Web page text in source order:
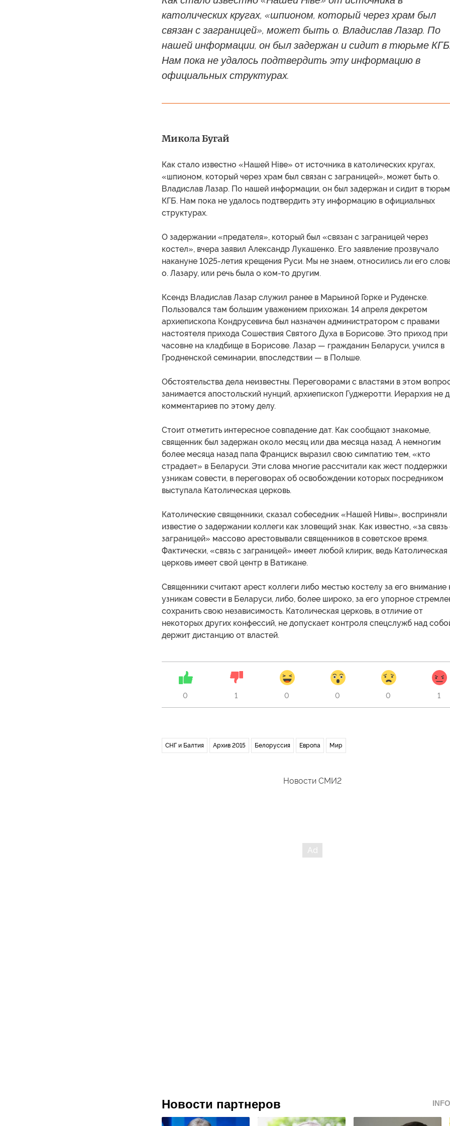
католических кругах, «шпионом, который через храм был
связан с заграницей», может быть о. Владислав Лазар. По
нашей информации, он был задержан и сидит в тюрьме
Нам пока не удалось подтвердить эту информацию в
официальных структурах.
Микола Бугай
Как стало известно «Нашей Нiве» от источника в католических кругах,
«шпионом, который через храм был связан с заграницей», может быть о.
Владислав Лазар. По нашей информации, он был задержан и сидит в
КГБ. Нам пока не удалось подтвердить эту информацию в официальных
структурах.
О задержании «предателя», который был «связан с заграницей через
костел», вчера заявил Александр Лукашенко. Его заявление прозвучало
накануне 1025-летия крещения Руси. Мы не знаем, относились ли его
о. Лазару, или речь была о ком-то другим.
Ксендз Владислав Лазар служил ранее в Марьиной Горке и Руденске.
Пользовался там большим уважением прихожан. 14 апреля декретом
архиепископа Кондрусевича был назначен администратором с правами
настоятеля прихода Сошествия Святого Духа в Борисове. Это приход при
часовне на кладбище в Борисове. Лазар — гражданин Беларуси, учился в
Гродненской семинарии, впоследствии — в Польше.
Обстоятельства дела неизвестны. Переговорами с властями в этом
занимается апостольский нунций, архиепископ Гуджеротти. Иерархия не
комментариев по этому делу.
Стоит отметить интересное совпадение дат. Как сообщают знакомые,
священник был задержан около месяц или два месяца назад. А немногим
более месяца назад папа Франциск выразил свою симпатию тем, «кто
страдает» в Беларуси. Эти слова многие расcчитали как жест поддержки
узникам совести, в переговорах об освобождении которых посредником
выступала Католическая церковь.
Католические священники, сказал собеседник «Нашей Нивы», восприняли
известие о задержании коллеги как зловещий знак. Как известно, «за связь
заграницей» массово арестовывали священников в советское время.
Фактически, «связь с заграницей» имеет любой клирик, ведь Католическая
церковь имеет свой центр в Ватикане.
Священники считают арест коллеги либо местью костелу за его внимание
узникам совести в Беларуси, либо, более широко, за его упорное
сохранить свою независимость. Католическая церковь, в отличие от
некоторых других конфессий, не допускает контроля спецслужб над
держит дистанцию от властей.
0 1 0 0 0 1
СНГ и Балтия Архив 2015 Белоруссия Европа Мир
Новости СМИ2
Новости партнеров